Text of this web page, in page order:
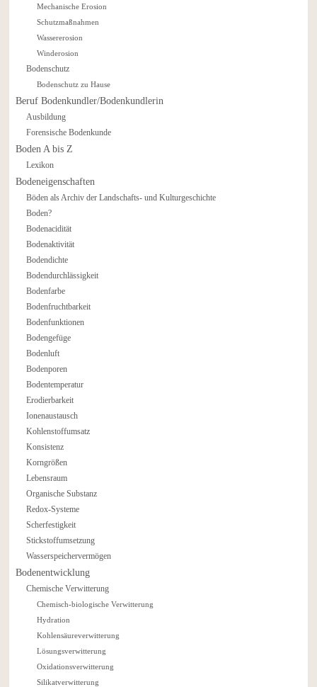
Mechanische Erosion
Schutzmaßnahmen
Wassererosion
Winderosion
Bodenschutz
Bodenschutz zu Hause
Beruf Bodenkundler/Bodenkundlerin
Ausbildung
Forensische Bodenkunde
Boden A bis Z
Lexikon
Bodeneigenschaften
Böden als Archiv der Landschafts- und Kulturgeschichte
Boden?
Bodenacidität
Bodenaktivität
Bodendichte
Bodendurchlässigkeit
Bodenfarbe
Bodenfruchtbarkeit
Bodenfunktionen
Bodengefüge
Bodenluft
Bodenporen
Bodentemperatur
Erodierbarkeit
Ionenaustausch
Kohlenstoffumsatz
Konsistenz
Korngrößen
Lebensraum
Organische Substanz
Redox-Systeme
Scherfestigkeit
Stickstoffumsetzung
Wasserspeichervermögen
Bodenentwicklung
Chemische Verwitterung
Chemisch-biologische Verwitterung
Hydration
Kohlensäureverwitterung
Lösungsverwitterung
Oxidationsverwitterung
Silikatverwitterung